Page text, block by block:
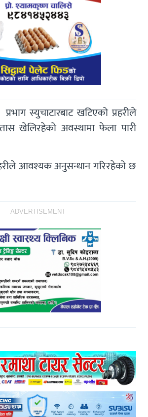
स्युचाटारबाट खटिएको प्रहरीले
खेलिरहेको अवस्थामा फेला पारी
आवश्यक अनुसन्धान गरिरहेको छ
ADVERTISEMENT